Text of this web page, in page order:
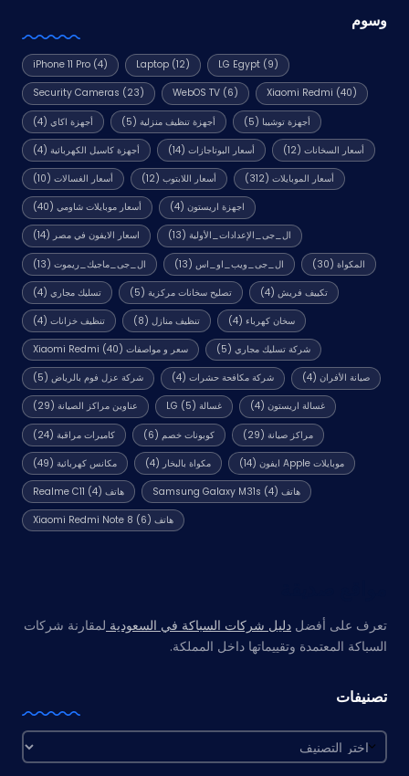
وسوم
iPhone 11 Pro (4) Laptop(12) LG Egypt(9)
Security Cameras (23) WebOS TV(6) Xiaomi Redmi (40)
أجهزة اكاي(4) أجهزة تنظيف منزلية (5) أجهزة توشيبا (5)
أجهزة كاسيل الكهربائية(4) أسعار البوتاجازات (14) أسعار السخانات (12)
أسعار الغسالات(10) أسعار اللابتوب (12) أسعار الموبايلات (312)
أسعار موبايلات شاومي(40) اجهزة اريستون (4)
اسعار الايفون في مصر (14) ال_جى_الإعدادات_الأولية (13)
ال_جى_ماجيك_ريموت(13) ال_جى_ويب_او_اس (13) المكواة (30)
تسليك مجاري(4) تصليح سخانات مركزية (5) تكييف فريش (4)
تنظيف خزانات(4) تنظيف منازل (8) سخان كهرباء (4)
سعر و مواصفات Xiaomi Redmi (40) شركة تسليك مجاري (5)
شركة عزل فوم بالرياض(5) شركة مكافحة حشرات (4) صيانة الأفران (4)
عناوين مراكز الصيانة(29) غسالة LG (5) غسالة اريستون (4)
كاميرات مراقبة(24) كوبونات خصم (6) مراكز صيانة (29)
مكانس كهربائية(49) مكواة بالبخار (4) موبايلات Apple ايفون (14)
هاتف Realme C11 (4) هاتف Samsung Galaxy M31s (4)
هاتف Xiaomi Redmi Note 8 (6)
تعرف على أفضل دليل شركات السباكة في السعودية لمقارنة شركات
السباكة المعتمدة وتقييماتها داخل المملكة.
تصنيفات
تصنيفات